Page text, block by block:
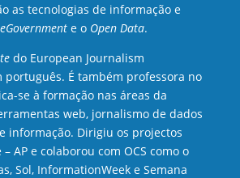
as tecnologias de informação e
eGovernmente o Open Data.
do European Journalism
português. É também professora no
se à formação nas áreas da
web, jornalismo de dados
informação. Dirigiu os projectos
AP e colaborou com OCS como o
Sol, InformationWeek e Semana